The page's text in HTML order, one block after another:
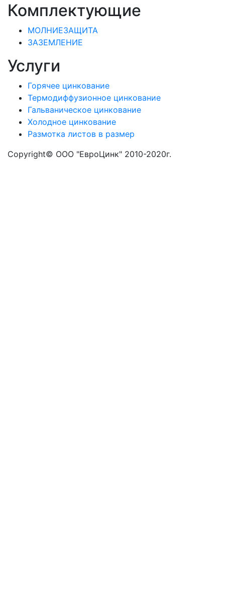
Комплектующие
МОЛНИЕЗАЩИТА
ЗАЗЕМЛЕНИЕ
Услуги
Горячее цинкование
Термодиффузионное цинкование
Гальваническое цинкование
Холодное цинкование
Размотка листов в размер
Copyright© ООО "ЕвроЦинк" 2010-2020г.